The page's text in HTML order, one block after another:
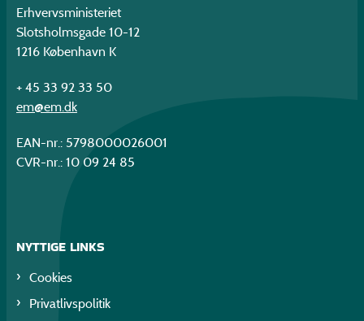
Erhvervsministeriet
Slotsholmsgade 10-12
1216 København K
+ 45 33 92 33 50
em@em.dk
EAN-nr.: 5798000026001
CVR-nr.: 10 09 24 85
NYTTIGE LINKS
Cookies
Privatlivspolitik